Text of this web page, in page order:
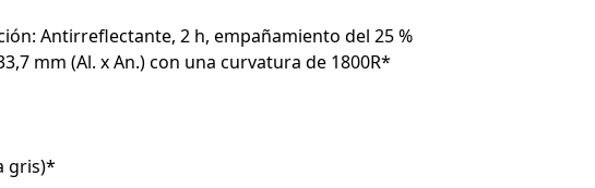
Antirreflectante, 2 h, empañamiento del 25 %
mm (Al. x An.) con una curvatura de 1800R*
gris)*